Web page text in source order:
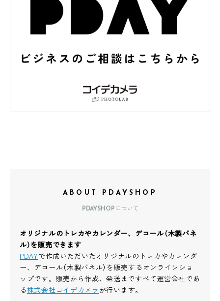
ABOUT PDAYSHOP
PDAYSHOPについて
オリジナルのトレカやカレンダー、デコール（木製パネ
ル）を販売できます
PDAY で作成いただいたオリジナルのトレカやカレンダ
ー、デコール（木製パネル）を販売するオンラインショ
ップです。販売から作成、発送まですべて運営会社であ
る株式会社コイデカメラ が行います。